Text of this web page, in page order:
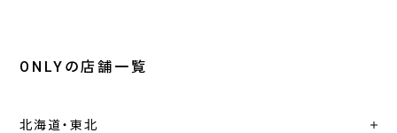
ONLYの店舗一覧
北海道・東北